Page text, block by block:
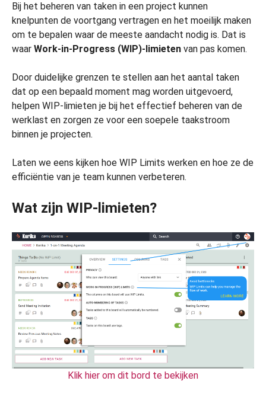
Bij het beheren van taken in een project kunnen
knelpunten de voortgang vertragen en het moeilijk maken
om te bepalen waar de meeste aandacht nodig is. Dat is
waar Work-in-Progress (WIP)-limieten van pas komen.
Door duidelijke grenzen te stellen aan het aantal taken
dat op een bepaald moment mag worden uitgevoerd,
helpen WIP-limieten je bij het effectief beheren van de
werklast en zorgen ze voor een soepele taakstroom
binnen je projecten.
Laten we eens kijken hoe WIP Limits werken en hoe ze de
efficiëntie van je team kunnen verbeteren.
Wat zijn WIP-limieten?
Klik hier om dit bord te bekijken